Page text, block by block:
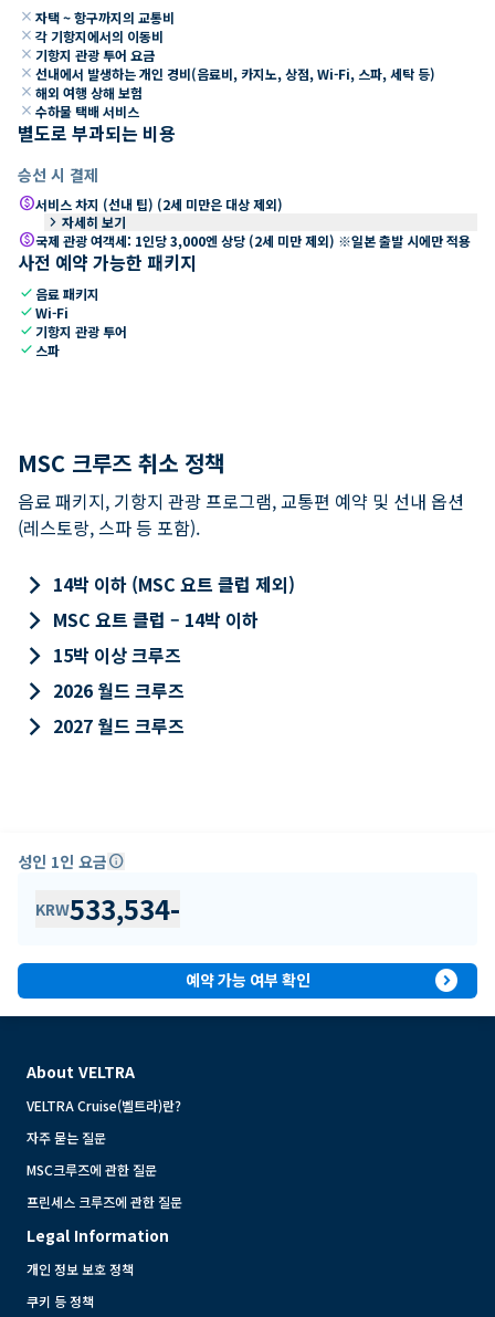
close 자택 ~ 항구까지의 교통비
close 각 기항지에서의 이동비
close 기항지 관광 투어 요금
close 선내에서 발생하는 개인 경비(음료비, 카지노, 상점, Wi-Fi, 스파, 세탁 등)
close 해외 여행 상해 보험
close 수하물 택배 서비스
별도로 부과되는 비용
승선 시 결제
paid서비스 차지 (선내 팁) (2세 미만은 대상 제외)
keyboard_arrow_right 자세히 보기
paid국제 관광 여객세: 1인당 3,000엔 상당 (2세 미만 제외) ※일본 출발 시에만 적용
사전 예약 가능한 패키지
check 음료 패키지
checkWi-Fi
check 기항지 관광 투어
check 스파
MSC 크루즈 취소 정책
음료 패키지, 기항지 관광 프로그램, 교통편 예약 및 선내 옵션
(레스토랑, 스파 등 포함).
keyboard_arrow_right 14박 이하 (MSC 요트 클럽 제외)
keyboard_arrow_right MSC 요트 클럽 – 14박 이하
keyboard_arrow_right 15박 이상 크루즈
keyboard_arrow_right 2026 월드 크루즈
keyboard_arrow_right 2027 월드 크루즈
성인 1인 요금info
KRW533,534-
예약 가능 여부 확인 expand_circle_right
About VELTRA
VELTRA Cruise(벨트라)란?
자주 묻는 질문
MSC크루즈에 관한 질문
프린세스 크루즈에 관한 질문
Legal Information
개인 정보 보호 정책
쿠키 등 정책